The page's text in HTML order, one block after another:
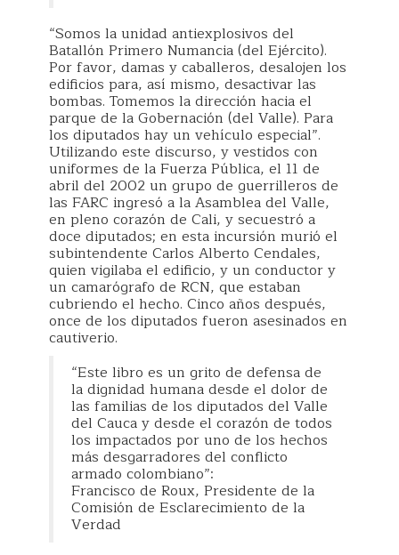
“Somos la unidad antiexplosivos del
Batallón Primero Numancia (del Ejército).
Por favor, damas y caballeros, desalojen los
edificios para, así mismo, desactivar las
bombas. Tomemos la dirección hacia el
parque de la Gobernación (del Valle). Para
los diputados hay un vehículo especial”.
Utilizando este discurso, y vestidos con
uniformes de la Fuerza Pública, el 11 de
abril del 2002 un grupo de guerrilleros de
las FARC ingresó a la Asamblea del Valle,
en pleno corazón de Cali, y secuestró a
doce diputados; en esta incursión murió el
subintendente Carlos Alberto Cendales,
quien vigilaba el edificio, y un conductor y
un camarógrafo de RCN, que estaban
cubriendo el hecho. Cinco años después,
once de los diputados fueron asesinados en
cautiverio.
“Este libro es un grito de defensa de
la dignidad humana desde el dolor de
las familias de los diputados del Valle
del Cauca y desde el corazón de todos
los impactados por uno de los hechos
más desgarradores del conflicto
armado colombiano”:
Francisco de Roux, Presidente de la
Comisión de Esclarecimiento de la
Verdad